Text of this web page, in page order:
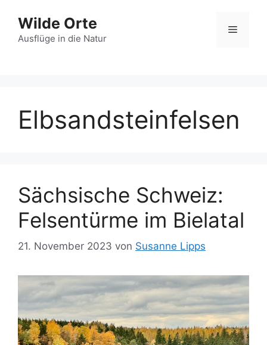
Inhalt
springen
Wilde Orte
Ausflüge in die Natur
Menü
Elbsandsteinfelsen
Sächsische Schweiz:
Felsentürme im Bielatal
21. November 2023 von Susanne Lipps